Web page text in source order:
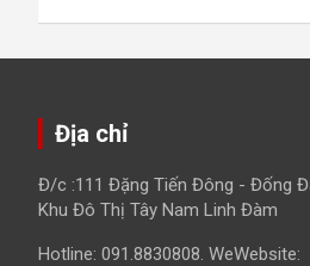
Địa chỉ
Đ/c :111 Đặng Tiến Đông - Đống
Khu Đô Thị Tây Nam Linh Đàm
Hotline: 091.8830808. WeWebsite: